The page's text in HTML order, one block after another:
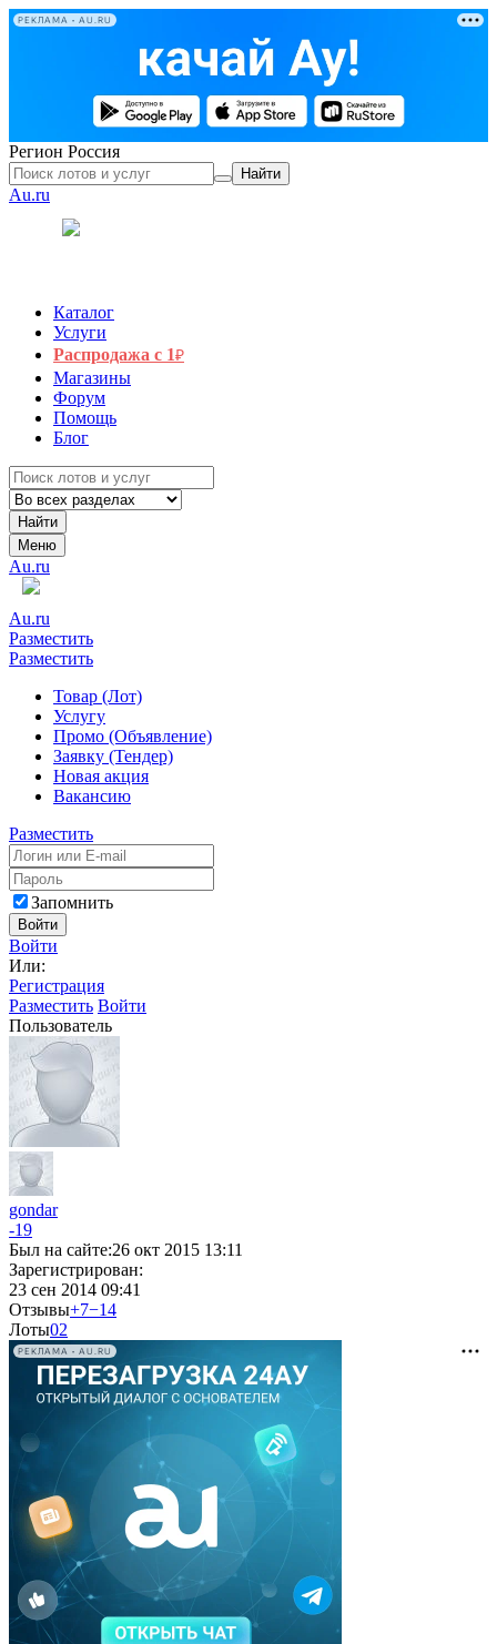
РЕКЛАМА • AU.RU
Регион Россия
Найти
Au.ru
Каталог
Услуги
Распродажа с 1₽
Магазины
Форум
Помощь
Блог
Найти
Меню
Au.ru
Au.ru
Разместить
Разместить
Товар (Лот)
Услугу
Промо (Объявление)
Заявку (Тендер)
Новая акция
Вакансию
Разместить
Запомнить
Войти
Войти
Или:
Регистрация
Разместить Войти
Пользователь
gondar
-19
Был на сайте:26 окт 2015 13:11
Зарегистрирован:
23 сен 2014 09:41
Отзывы+7−14
Лоты02
РЕКЛАМА • AU.RU